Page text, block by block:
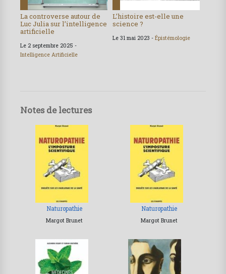
La controverse autour de
Luc Julia sur l’intelligence
artificielle
Le 2 septembre 2025 -
Intelligence Artificielle
L’histoire est-elle une
science ?
Le 31 mai 2023 - Épistémologie
Notes de lectures
Naturopathie
Margot Brunet
Naturopathie
Margot Brunet